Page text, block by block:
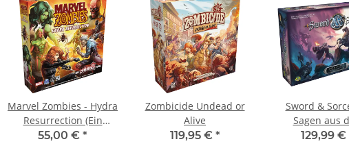
Marvel Zombies - Hydra
Resurrection (Ein
Zombicide-Spiel)
55,00 € *
Zombicide Undead or
Alive
119,95 € *
Sword &
Sagen aus
129,99 €